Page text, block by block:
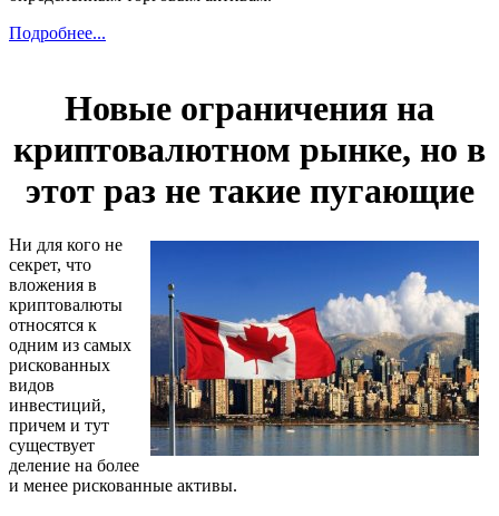
Подробнее...
Новые ограничения на
криптовалютном рынке, но в
этот раз не такие пугающие
Ни для кого не
секрет, что
вложения в
криптовалюты
относятся к
одним из самых
рискованных
видов
инвестиций,
причем и тут
существует
деление на более
и менее рискованные активы.